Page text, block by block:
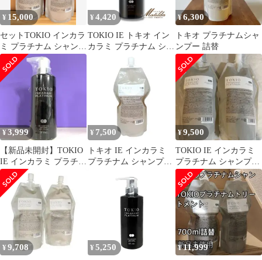
¥ 15,000
セットTOKIO インカラ
ミ プラチナム シャンプ
ー＆トリートメント
700ml
¥ 4,420
TOKIO IE トキオ イン
カラミ プラチナム シャ
ンプー 400ml
¥6,300
トキオ プラチナムシャ
ンプー 詰替
¥3,999
【新品未開封】TOKIO
IE インカラミ プラチナ
ム シャンプー 400ml
¥ 7,500
トキオ IE インカラミ
プラチナム シャンプー
え レフィル 美容室専売
美容室 美容院 サロン
専売 ドクタージュニア
TOKIO Dr Jr
¥9,500
TOKIO IE インカラミ
プラチナム シャンプー
700ml 2袋
¥ 9,708 ¥ 5,250 ¥11,999